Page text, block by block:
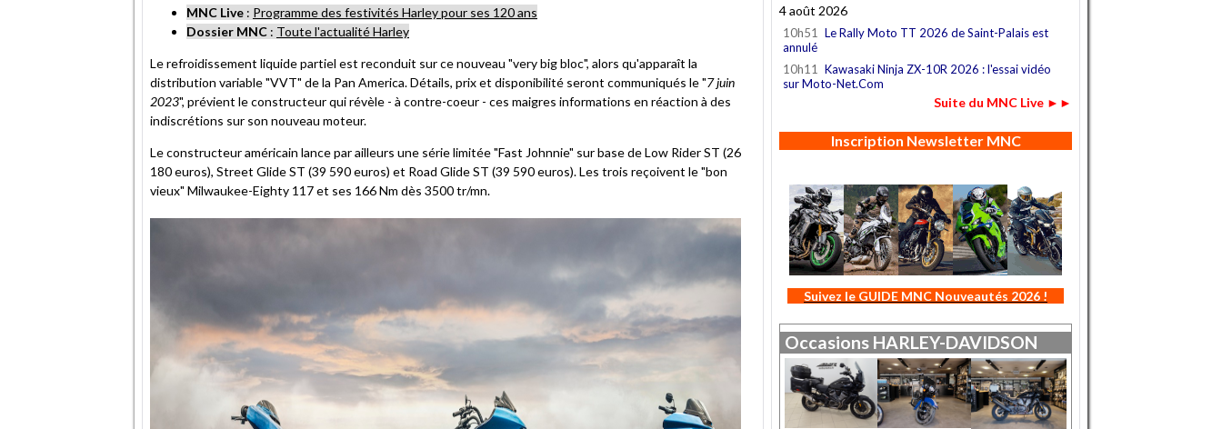
MNC Live : Programme des festivités Harley pour ses 120 ans
Dossier MNC : Toute l'actualité Harley
Le refroidissement liquide partiel est reconduit sur ce nouveau "very big bloc", alors qu'apparaît la
distribution variable "VVT" de la Pan America. Détails, prix et disponibilité seront communiqués le "7 juin
2023", prévient le constructeur qui révèle - à contre-coeur - ces maigres informations en réaction à des
indiscrétions sur son nouveau moteur.
Le constructeur américain lance par ailleurs une série limitée "Fast Johnnie" sur base de Low Rider ST (26
180 euros), Street Glide ST (39 590 euros) et Road Glide ST (39 590 euros). Les trois reçoivent le "bon
vieux" Milwaukee-Eighty 117 et ses 166 Nm dès 3500 tr/mn.
4 août 2026
10h51
Le Rally Moto TT 2026 de Saint-Palais est
annulé
10h11
Kawasaki Ninja ZX-10R 2026 : l'essai vidéo
sur Moto-Net.Com
Suite du MNC Live ►►
Inscription Newsletter MNC
Suivez le GUIDE MNC Nouveautés 2026 !
Occasions HARLEY-DAVIDSON